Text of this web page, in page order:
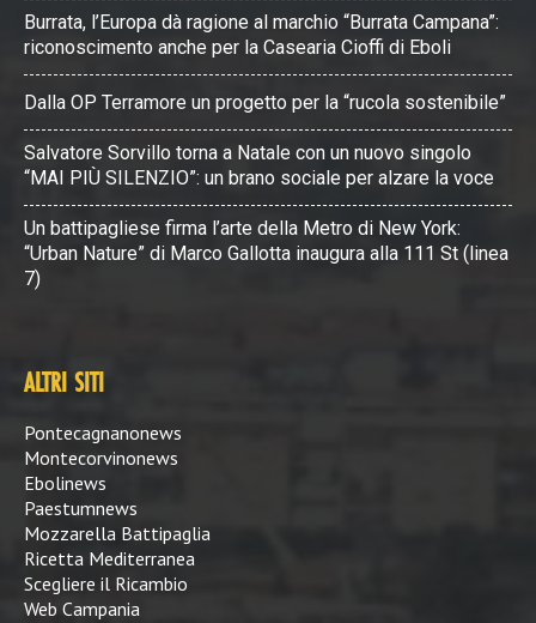
Burrata, l’Europa dà ragione al marchio “Burrata Campana”:
riconoscimento anche per la Casearia Cioffi di Eboli
Dalla OP Terramore un progetto per la “rucola sostenibile”
Salvatore Sorvillo torna a Natale con un nuovo singolo
“MAI PIÙ SILENZIO”: un brano sociale per alzare la voce
Un battipagliese firma l’arte della Metro di New York:
“Urban Nature” di Marco Gallotta inaugura alla 111 St (linea
7)
ALTRI SITI
Pontecagnanonews
Montecorvinonews
Ebolinews
Paestumnews
Mozzarella Battipaglia
Ricetta Mediterranea
Scegliere il Ricambio
Web Campania